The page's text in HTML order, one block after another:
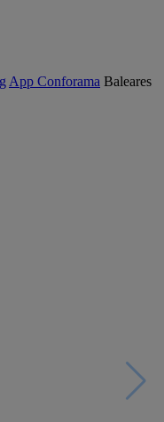
App Conforama Baleares